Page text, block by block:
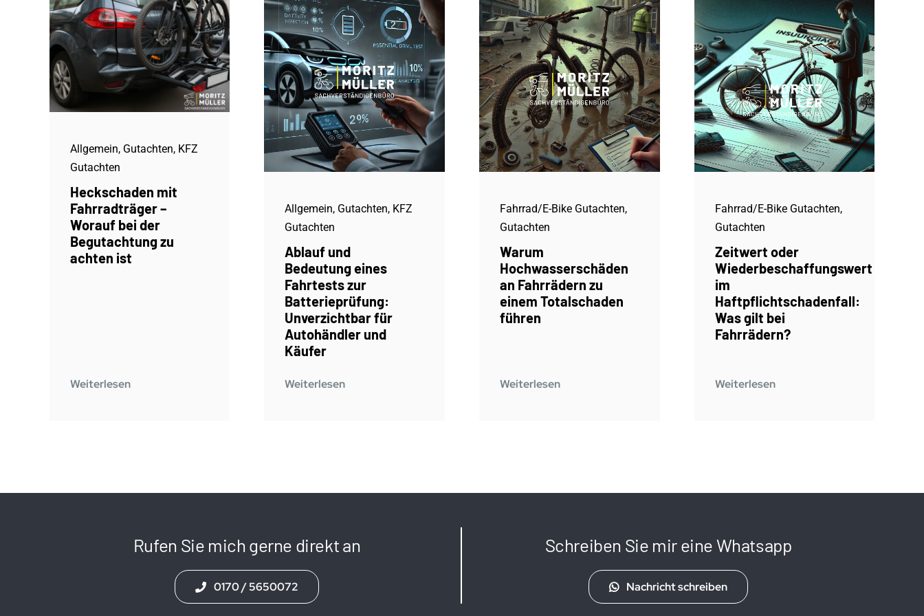
Allgemein, Gutachten, KFZ
Gutachten
Heckschaden mit
Fahrradträger –
Worauf bei der
Begutachtung zu
achten ist
Weiterlesen
Allgemein, Gutachten, KFZ
Gutachten
Ablauf und
Bedeutung eines
Fahrtests zur
Batterieprüfung:
Unverzichtbar für
Autohändler und
Käufer
Weiterlesen
Fahrrad/E-Bike Gutachten,
Gutachten
Warum
Hochwasserschäden
an Fahrrädern zu
einem Totalschaden
führen
Weiterlesen
Fahrrad/E-Bike Gutachten,
Gutachten
Zeitwert oder
Wiederbeschaffungswert
im
Haftpflichtschadenfall:
Was gilt bei
Fahrrädern?
Weiterlesen
Rufen Sie mich gerne direkt an
0170 / 5650072
Schreiben Sie mir eine Whatsapp
Nachricht schreiben